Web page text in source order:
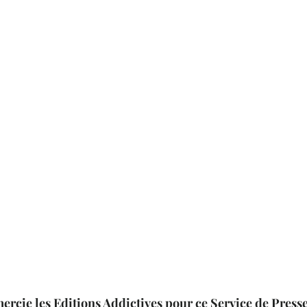
les Editions Addictives pour ce Service de